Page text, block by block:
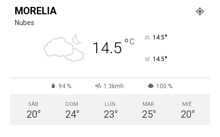
MORELIA
Nubes
14.5 °C 14.5°
14.5°
94 % 1.3kmh 100 %
SÁB
20°
DOM
24°
LUN
23°
MAR
25°
MIÉ
20°